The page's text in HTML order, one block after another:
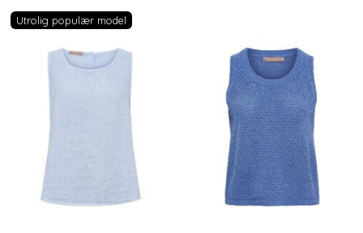
Utrolig populær model